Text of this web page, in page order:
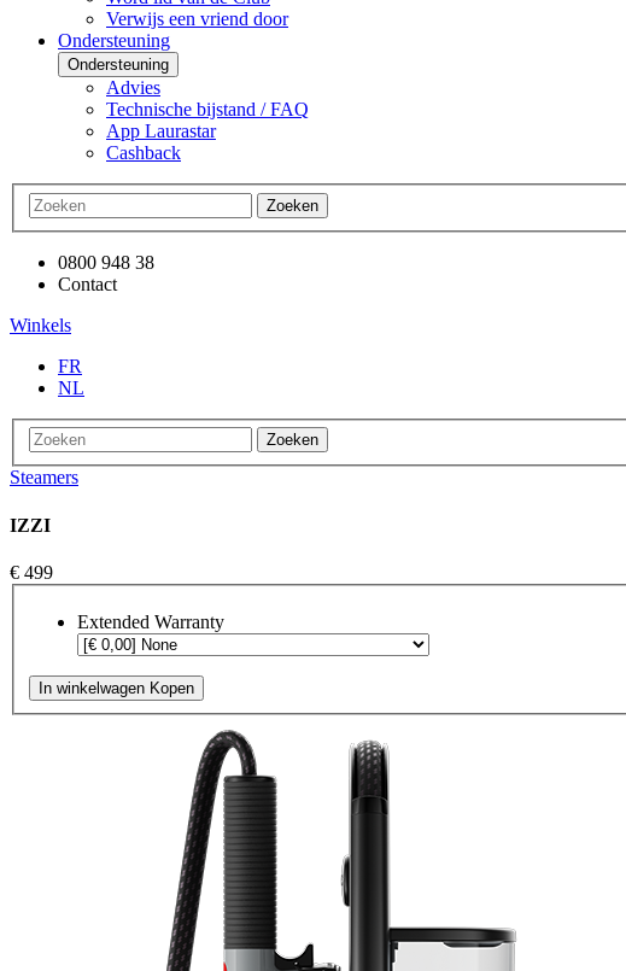
Verwijs een vriend door
Ondersteuning
Ondersteuning
Advies
Technische bijstand / FAQ
App Laurastar
Cashback
Zoeken
0800 948 38
Contact
Winkels
FR
NL
Zoeken
Steamers
IZZI
€ 499
Extended Warranty
In winkelwagen Kopen